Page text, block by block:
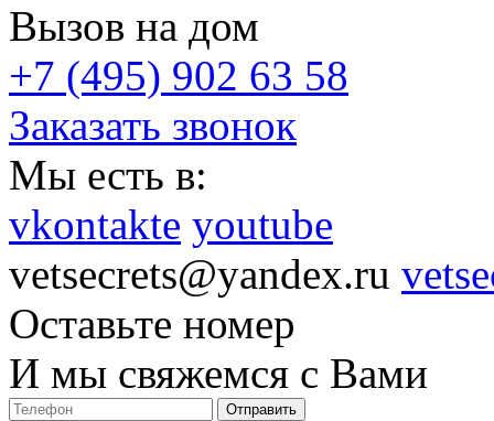
Вызов на дом
+7 (495) 902 63 58
Заказать звонок
Мы есть в:
vkontakte youtube
vetsecrets@yandex.ru
Оставьте номер
И мы свяжемся с Вами
Отправить